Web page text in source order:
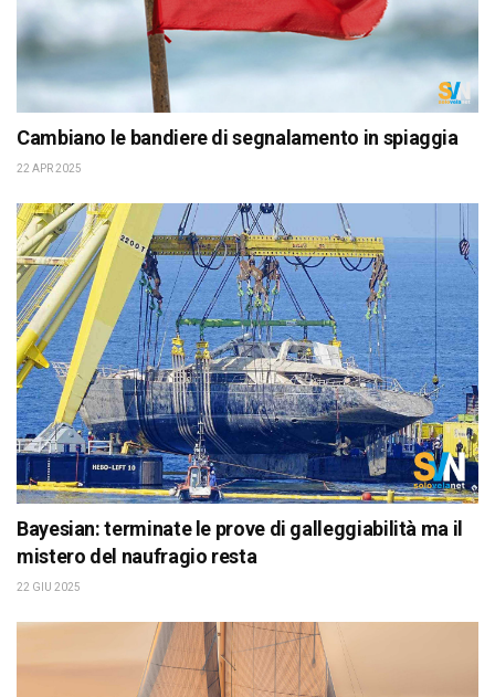
Cambiano le bandiere di segnalamento in spiaggia
22 APR 2025
Bayesian: terminate le prove di galleggiabilità ma il
mistero del naufragio resta
22 GIU 2025